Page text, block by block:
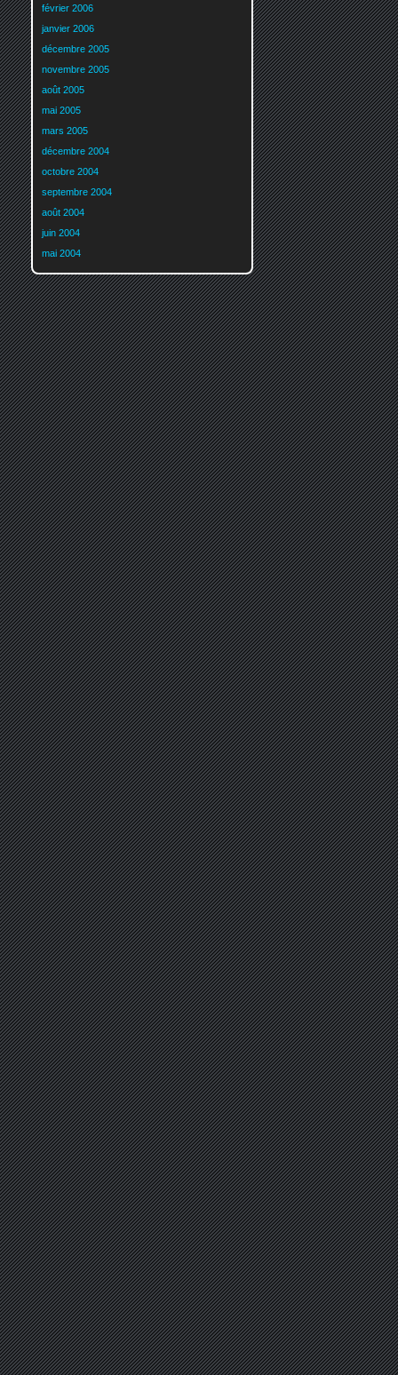
février 2006
janvier 2006
décembre 2005
novembre 2005
août 2005
mai 2005
mars 2005
décembre 2004
octobre 2004
septembre 2004
août 2004
juin 2004
mai 2004